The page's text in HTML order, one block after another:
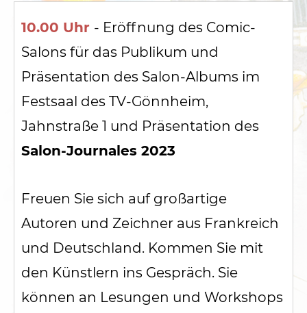
10.00 Uhr - Eröffnung des Comic-
Salons für das Publikum und
Präsentation des Salon-Albums im
Festsaal des TV-Gönnheim,
Jahnstraße 1 und Präsentation des
Salon-Journales 2023
Freuen Sie sich auf großartige
Autoren und Zeichner aus Frankreich
und Deutschland. Kommen Sie mit
den Künstlern ins Gespräch. Sie
können an Lesungen und Workshops